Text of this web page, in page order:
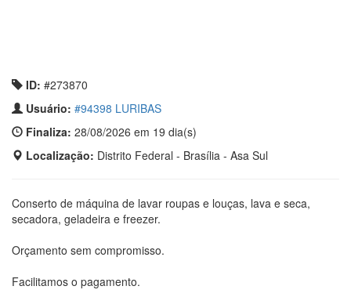
ID: #273870
Usuário: #94398 LURIBAS
Finaliza: 28/08/2026 em 19 dia(s)
Localização: Distrito Federal - Brasília - Asa Sul
Conserto de máquina de lavar roupas e louças, lava e seca,
secadora, geladeira e freezer.
Orçamento sem compromisso.
Facilitamos o pagamento.